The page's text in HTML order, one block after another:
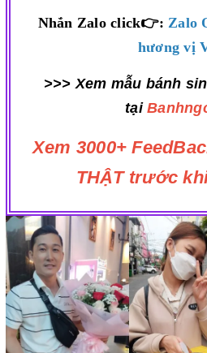
Nhắn Zalo click👉: Zalo
hương vị
>>> Xem mẫu bánh
tại
Xem 3000+
THẬT trước